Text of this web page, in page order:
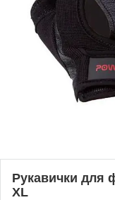
Рукавички для
XL